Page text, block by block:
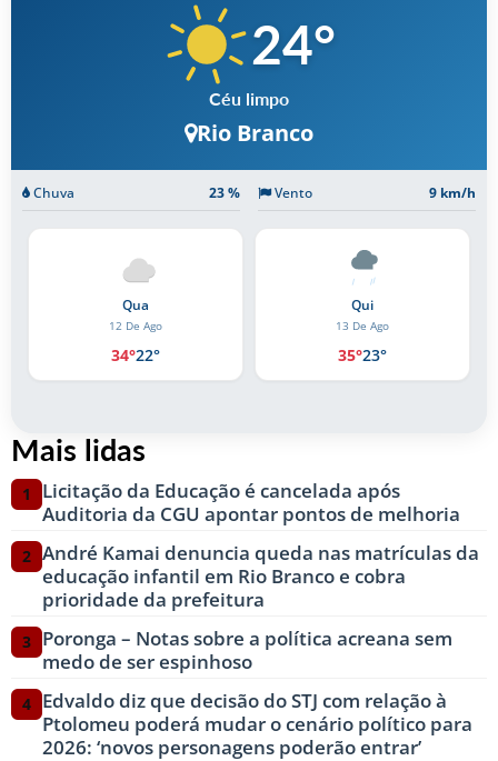
24°
Céu limpo
Rio Branco
Chuva 23 % Vento 9 km/h
Qui
13 De Ago
35°23°
Sex
14 De Ago
35°23°
Mais lidas
1
Licitação da Educação é cancelada após
Auditoria da CGU apontar pontos de melhoria
2 André Kamai denuncia queda nas matrículas da
educação infantil em Rio Branco e cobra
prioridade da prefeitura
3 Poronga – Notas sobre a política acreana sem
medo de ser espinhoso
4 Edvaldo diz que decisão do STJ com relação à
Ptolomeu poderá mudar o cenário político para
2026: ‘novos personagens poderão entrar’